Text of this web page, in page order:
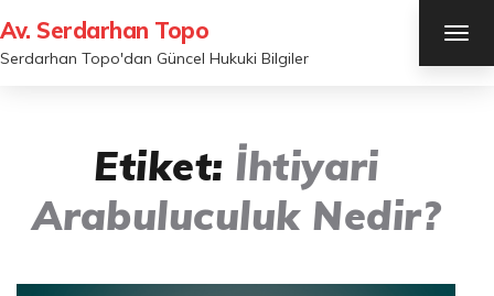
Av. Serdarhan Topo
Serdarhan Topo'dan Güncel Hukuki Bilgiler
Etiket: İhtiyari
Arabuluculuk Nedir?